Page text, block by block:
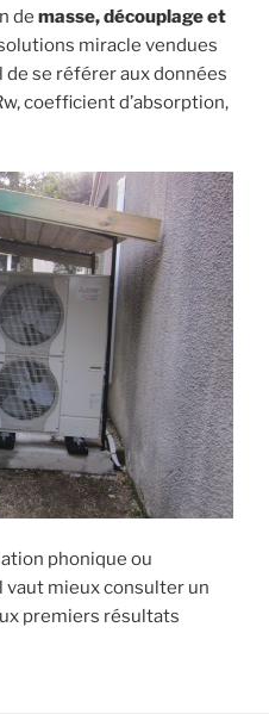
de masse, découplage et
miracle vendues
se référer aux données
coefficient d’absorption,
phonique ou
vaut mieux consulter un
premiers résultats